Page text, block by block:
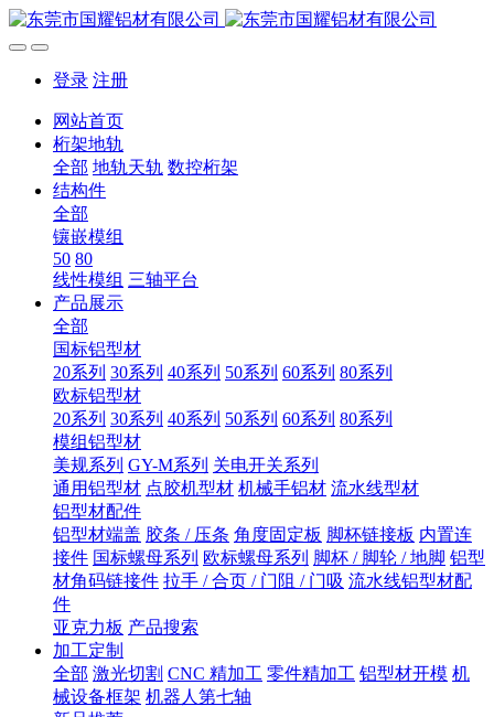
登录 注册
网站首页
桁架地轨
全部 地轨天轨 数控桁架
结构件
全部
镶嵌模组
50 80
线性模组 三轴平台
产品展示
全部
国标铝型材
20系列 30系列 40系列 50系列 60系列 80系列
欧标铝型材
20系列 30系列 40系列 50系列 60系列 80系列
模组铝型材
美规系列 GY-M系列 关电开关系列
通用铝型材 点胶机型材 机械手铝材 流水线型材
铝型材配件
铝型材端盖 胶条 / 压条 角度固定板 脚杯链接板 内置连
接件 国标螺母系列 欧标螺母系列 脚杯 / 脚轮 / 地脚 铝型
材角码链接件 拉手 / 合页 / 门阻 / 门吸 流水线铝型材配
件
亚克力板 产品搜索
加工定制
全部 激光切割 CNC 精加工 零件精加工 铝型材开模 机
械设备框架 机器人第七轴